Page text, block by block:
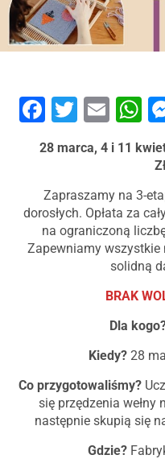
Facebook
Twitter
28 marca, 4 i 11 kwietnia 2025 | 17:00-18:30 | 40
Zapraszamy na 3-
dorosłych. Opłata za
na ograniczoną
Zapewniamy wszystkie
solidną
BRAK
Dla
Kiedy? 28
Co przygotowaliśmy?
się przędzenia wełny
następnie skupią się
Gdzie?